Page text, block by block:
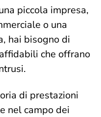
piccola impresa,
o una
hai bisogno di
affidabili che offrano
di prestazioni
nel campo dei